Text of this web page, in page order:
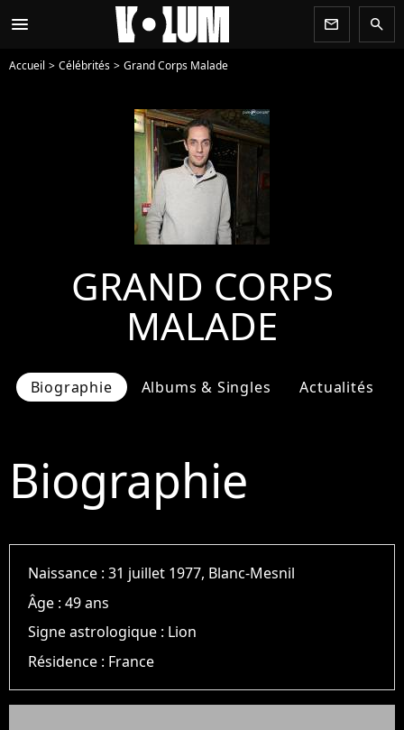
menu newsletter search
Accueil Célébrités Grand Corps Malade
GRAND CORPS
MALADE
Biographie Albums & Singles Actualités
Biographie
Naissance :31 juillet 1977, Blanc-Mesnil
Âge :49 ans
Signe astrologique : Lion
Résidence : France